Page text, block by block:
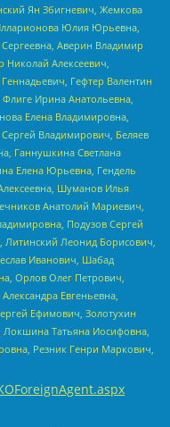
Ян Збигневич, Жемкова
Юлия Юрьевна,
Аверин Владимир
Алексеевич,
Гефтер Валентин
Ирина Анатольевна,
Елена Владимировна,
Владимирович, Беляев
Ганнушкина Светлана
Елена Юрьевна, Гендель
Шуманов Илья
Анатолий Мариевич,
Подузов Сергей
Литинский Леонид Борисович,
Иванович, Шабад
Орлов Олег Петрович,
Евгеньевна,
Ефимович, Золотухин
Татьяна Иосифовна,
Резник Генри Маркович,